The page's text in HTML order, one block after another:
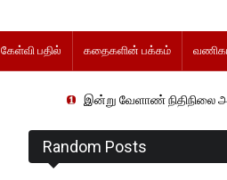
கேள்வி பதில் கதைகளின் பக்கம்
இன்று வேளாண் நிதிநிலை அறிக்கை
Random Posts